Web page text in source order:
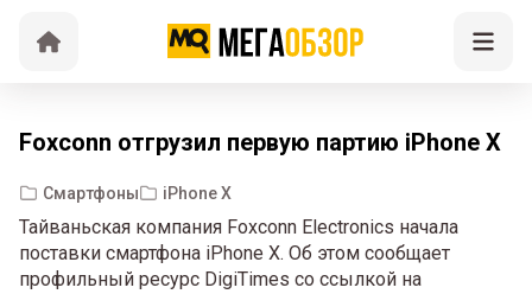
Foxconn отгрузил первую партию iPhone X
Смартфоны iPhone X
Тайваньская компания Foxconn Electronics начала
поставки смартфона iPhone X. Об этом сообщает
профильный ресурс DigiTimes со ссылкой на